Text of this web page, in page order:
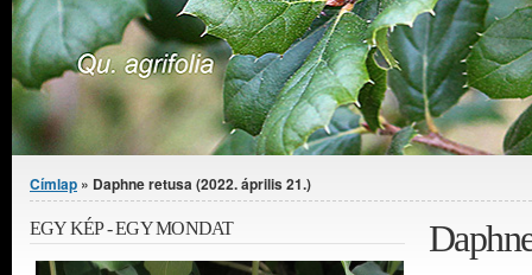
Jelenlegi hely
Címlap » Daphne retusa (2022. április 21.)
EGY KÉP - EGY MONDAT